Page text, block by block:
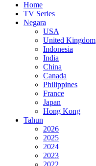
Home
TV Series
Negara
USA
United Kingdom
Indonesia
India
China
Canada
Philippines
France
Japan
Hong Kong
Tahun
2026
2025
2024
2023
2022